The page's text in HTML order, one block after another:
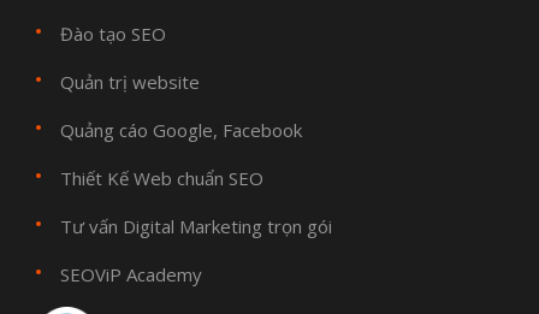
Đào tạo SEO
Quản trị website
Quảng cáo Google, Facebook
Thiết Kế Web chuẩn SEO
Tư vấn Digital Marketing trọn gói
SEOViP Academy